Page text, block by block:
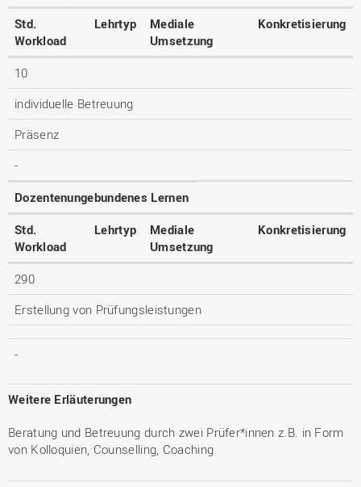
Std.
Workload
Lehrtyp
Mediale
Umsetzung
Konkretisierung
10
individuelle Betreuung
Präsenz
-
Dozentenungebundenes Lernen
Std.
Workload
Lehrtyp
Mediale
Umsetzung
Konkretisierung
290
Erstellung von Prüfungsleistungen
-
Weitere Erläuterungen
Beratung und Betreuung durch zwei Prüfer*innen z.B. in Form
von Kolloquien, Counselling, Coaching